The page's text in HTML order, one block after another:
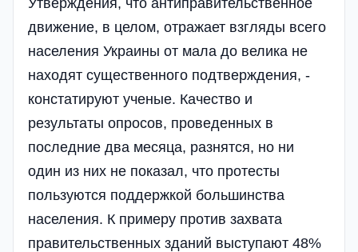
движение, в целом, отражает взгляды всего
населения Украины от мала до велика не
находят существенного подтверждения, -
констатируют ученые. Качество и
результаты опросов, проведенных в
последние два месяца, разнятся, но ни
один из них не показал, что протесты
пользуются поддержкой большинства
населения. К примеру против захвата
правительственных зданий выступают 48%